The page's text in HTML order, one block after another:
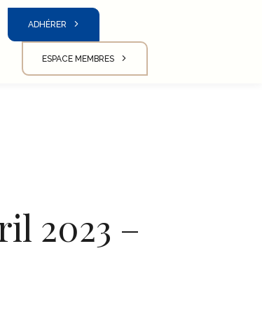
ADHÉRER
ESPACE MEMBRES
2023 –